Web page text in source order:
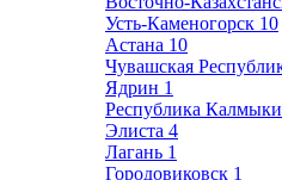
Усть-Каменогорск 10
Астана 10
Чувашская
Ядрин 1
Республика
Элиста 4
Лагань 1
Городовиковск 1